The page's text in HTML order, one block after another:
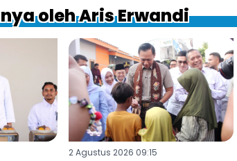
oleh Aris Erwandi
2 Agustus 2026 09:15